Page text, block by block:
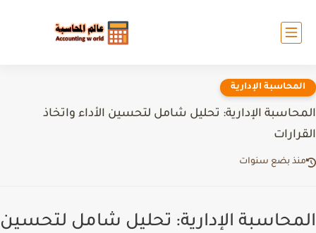
المحاسبة الإدارية
المحاسبة الإدارية: تحليل شامل لتحسين الأداء واتخاذ
القرارات
منذ بضع سنوات
المحاسبة الإدارية: تحليل شامل لتحسين